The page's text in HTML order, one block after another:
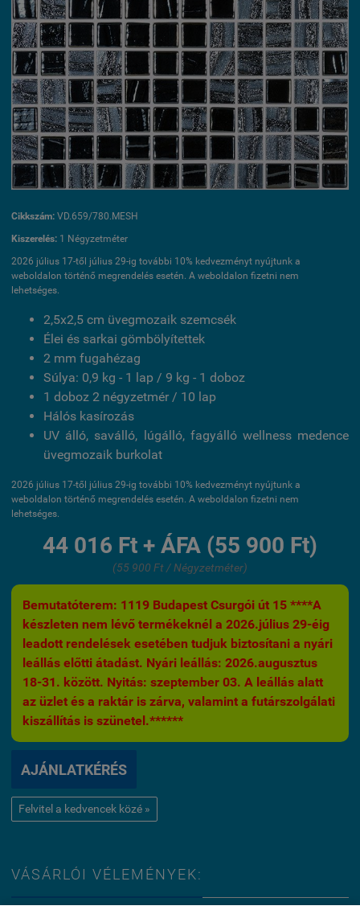
Cikkszám: VD.659/780.MESH
Kiszerelés: 1 Négyzetméter
2026 július 17-től július 29-ig további 10% kedvezményt nyújtunk a
weboldalon történő megrendelés esetén. A weboldalon fizetni nem
lehetséges.
2,5x2,5 cm üvegmozaik szemcsék
Élei és sarkai gömbölyítettek
2 mm fugahézag
Súlya: 0,9 kg - 1 lap / 9 kg - 1 doboz
1 doboz 2 négyzetmér / 10 lap
Hálós kasírozás
UV álló, saválló, lúgálló, fagyálló wellness medence
üvegmozaik burkolat
2026 július 17-től július 29-ig további 10% kedvezményt nyújtunk a
weboldalon történő megrendelés esetén. A weboldalon fizetni nem
lehetséges.
44 016 Ft + ÁFA (55 900 Ft)
(55 900 Ft / Négyzetméter)
Bemutatóterem: 1119 Budapest Csurgói út 15 ****A
készleten nem lévő termékeknél a 2026.július 29-éig
leadott rendelések esetében tudjuk biztosítani a nyári
leállás előtti átadást. Nyári leállás: 2026.augusztus
18-31. között. Nyitás: szeptember 03. A leállás alatt
az üzlet és a raktár is zárva, valamint a futárszolgálati
kiszállítás is szünetel.******
AJÁNLATKÉRÉS
Felvitel a kedvencek közé »
VÁSÁRLÓI VÉLEMÉNYEK: